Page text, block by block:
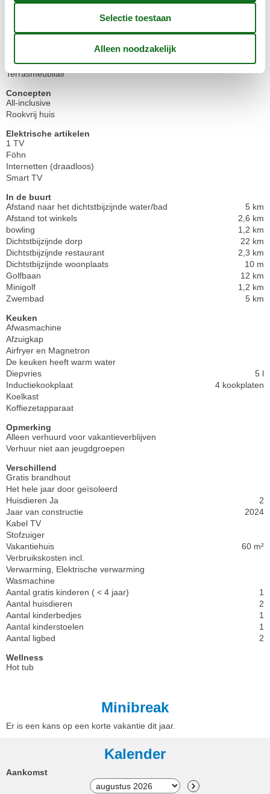
Buitenshuis
Natuurlijk perceel/tuin
402 m²
Terrasmeubilair
Concepten
All-inclusive
Rookvrij huis
Elektrische artikelen
1 TV
Föhn
Internetten (draadloos)
Smart TV
In de buurt
Afstand naar het dichtstbijzijnde water/bad
5 km
Afstand tot winkels
2,6 km
bowling
1,2 km
Dichtstbijzijnde dorp
22 km
Dichtstbijzijnde restaurant
2,3 km
Dichtstbijzijnde woonplaats
10 m
Golfbaan
12 km
Minigolf
1,2 km
Zwembad
5 km
Keuken
Afwasmachine
Afzuigkap
Airfryer en Magnetron
De keuken heeft warm water
Diepvries
5 l
Inductiekookplaat
4 kookplaten
Koelkast
Koffiezetapparaat
Opmerking
Alleen verhuurd voor vakantieverblijven
Verhuur niet aan jeugdgroepen
Verschillend
Gratis brandhout
Het hele jaar door geïsoleerd
Huisdieren Ja
2
Jaar van constructie
2024
Kabel TV
Stofzuiger
Vakantiehuis
60 m²
Verbruikskosten incl.
Verwarming, Elektrische verwarming
Wasmachine
Aantal gratis kinderen ( < 4 jaar)
1
Aantal huisdieren
2
Aantal kinderbedjes
1
Aantal kinderstoelen
1
Aantal ligbed
2
Wellness
Hot tub
Minibreak
Er is een kans op een korte vakantie dit jaar.
Kalender
Aankomst